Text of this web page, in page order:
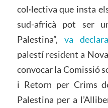
col·lectiva que insta
sud-africà pot ser
Palestina”, va
palestí resident a
convocar la Comissió
i Retorn per Crims
Palestina per a